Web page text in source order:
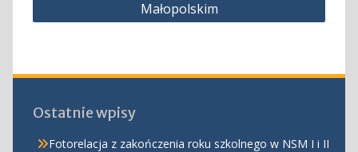
Małopolskim
Ostatnie wpisy
Fotorelacja z zakończenia roku szkolnego w NSM I i II